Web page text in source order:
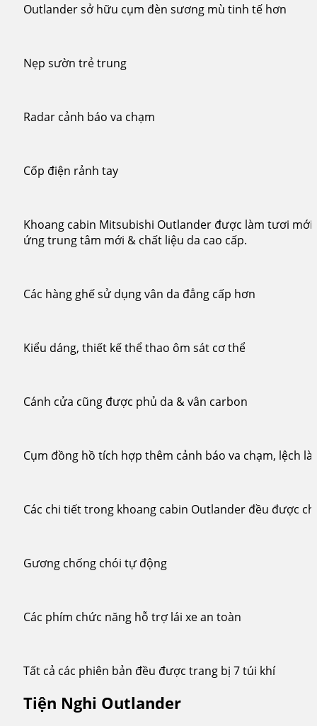
Outlander sở hữu cụm đèn sương mù tinh tế hơn
Nẹp sườn trẻ trung
Radar cảnh báo va chạm
Cốp điện rảnh tay
Khoang cabin Mitsubishi Outlander được làm tươi
ứng trung tâm mới & chất liệu da cao cấp.
Các hàng ghế sử dụng vân da đẳng cấp hơn
Kiểu dáng, thiết kế thể thao ôm sát cơ thể
Cánh cửa cũng được phủ da & vân carbon
Cụm đồng hồ tích hợp thêm cảnh báo va chạm, lệch
Các chi tiết trong khoang cabin Outlander đều được
Gương chống chói tự động
Các phím chức năng hỗ trợ lái xe an toàn
Tất cả các phiên bản đều được trang bị 7 túi khí
Tiện Nghi Outlander